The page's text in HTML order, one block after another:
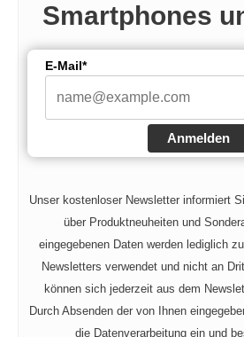
Smartphones
E-Mail*
Anmelden
Unser kostenloser Newsletter informiert
über Produktneuheiten und
eingegebenen Daten werden lediglich
Newsletters verwendet und nicht an
können sich jederzeit aus dem
Durch Absenden der von Ihnen
die Datenverarbeitung ein und